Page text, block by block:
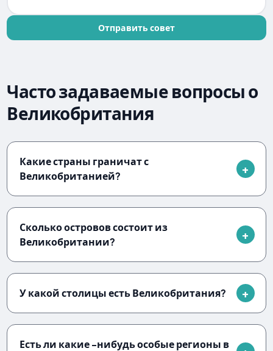
Отправить совет
Часто задаваемые вопросы о
Великобритания
Какие страны граничат с
Великобританией?
Сколько островов состоит из
Великобритании?
У какой столицы есть Великобритания?
Есть ли какие -нибудь особые регионы в